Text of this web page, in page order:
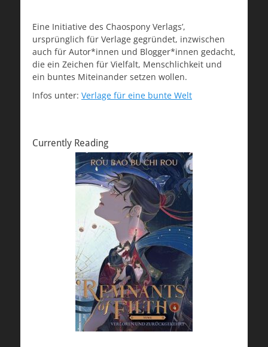
Eine Initiative des Chaospony Verlags’,
ursprünglich für Verlage gegründet, inzwischen
auch für Autor*innen und Blogger*innen gedacht,
die ein Zeichen für Vielfalt, Menschlichkeit und
ein buntes Miteinander setzen wollen.
Infos unter: Verlage für eine bunte Welt
Currently Reading